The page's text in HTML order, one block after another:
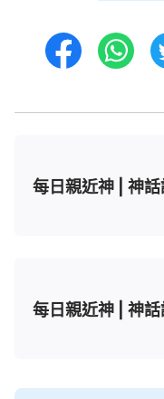
導，那些存心抵擋
每日親近神 | 神
每日親近神 | 神